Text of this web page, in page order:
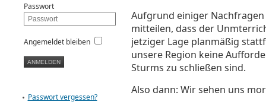
Aufgrund einiger
mitteilen, dass der
jetziger Lage planmäßig
unsere Region keine
Sturms zu schließen sind.
Also dann: Wir sehen uns
Passwort
Angemeldet bleiben
Passwort vergessen?